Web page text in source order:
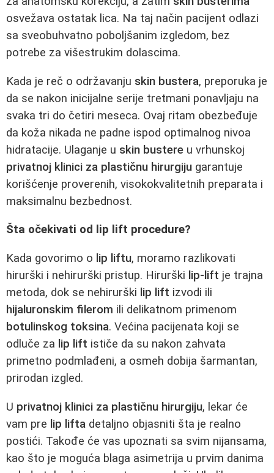
osvežava ostatak lica. Na taj način pacijent odlazi
sa sveobuhvatno poboljšanim izgledom, bez
potrebe za višestrukim dolascima.
Kada je reč o održavanju skin bustera, preporuka je
da se nakon inicijalne serije tretmani ponavljaju na
svaka tri do četiri meseca. Ovaj ritam obezbeđuje
da koža nikada ne padne ispod optimalnog nivoa
hidratacije. Ulaganje u skin bustere u vrhunskoj
privatnoj klinici za plastičnu hirurgiju garantuje
korišćenje proverenih, visokokvalitetnih preparata i
maksimalnu bezbednost.
Šta očekivati od lip lift procedure?
Kada govorimo o lip liftu, moramo razlikovati
hirurški i nehirurški pristup. Hirurški lip-lift je trajna
metoda, dok se nehirurški lip lift izvodi ili
hijaluronskim filerom ili delikatnom primenom
botulinskog toksina. Većina pacijenata koji se
odluče za lip lift ističe da su nakon zahvata
primetno podmlađeni, a osmeh dobija šarmantan,
prirodan izgled.
U privatnoj klinici za plastičnu hirurgiju, lekar će
vam pre lip lifta detaljno objasniti šta je realno
postići. Takođe će vas upoznati sa svim nijansama,
kao što je moguća blaga asimetrija u prvim danima